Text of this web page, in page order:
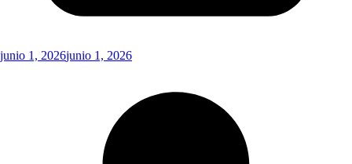
junio 1, 2026junio 1, 2026